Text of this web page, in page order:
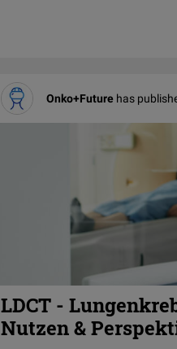
Onko+Future has
LDCT -
Nutzen &